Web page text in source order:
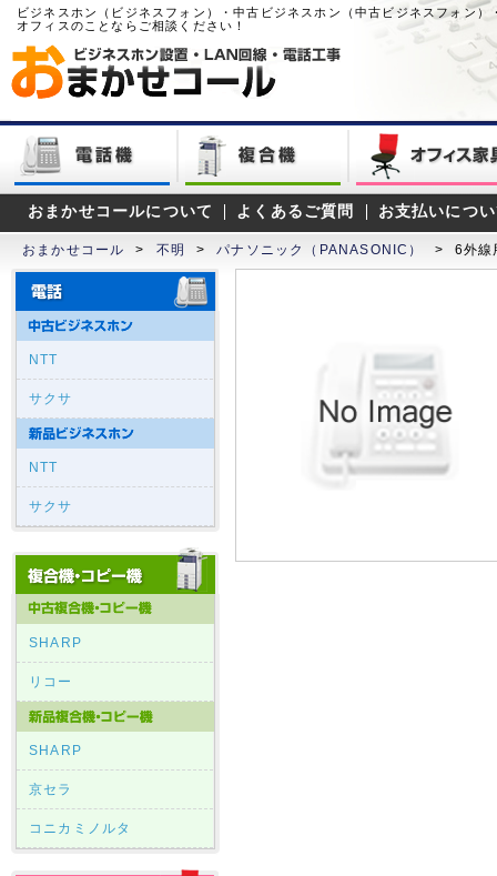
ビジネスホン（ビジネスフォン）・中古ビジネスホン（中古ビジネスフォン
オフィスのことならご相談ください！
おまかせコールについて よくあるご質問 お支払いにつ
おまかせコール > 不明 > パナソニック（PANASONIC） > 6外線
NTT
サクサ
NTT
サクサ
SHARP
リコー
SHARP
京セラ
コニカミノルタ